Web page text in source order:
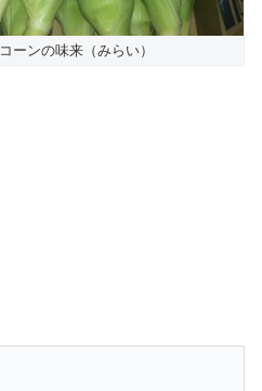
ーンの味来（みらい）